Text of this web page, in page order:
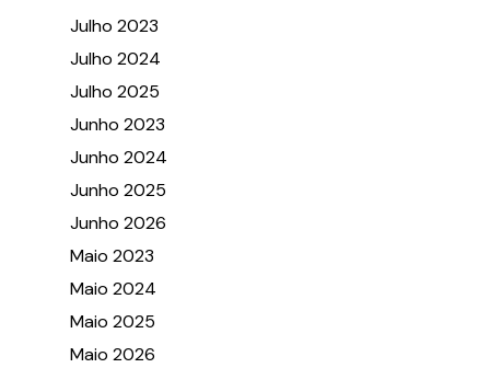
Julho 2023
Julho 2024
Julho 2025
Junho 2023
Junho 2024
Junho 2025
Junho 2026
Maio 2023
Maio 2024
Maio 2025
Maio 2026